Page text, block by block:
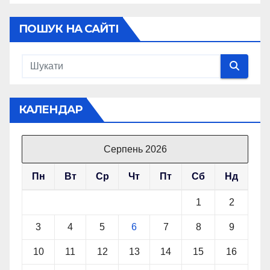
ПОШУК НА САЙТІ
КАЛЕНДАР
Серпень 2026
Пн Вт Ср Чт Пт Сб Нд
1 2
3 4 5 6 7 8 9
10 11 12 13 14 15 16